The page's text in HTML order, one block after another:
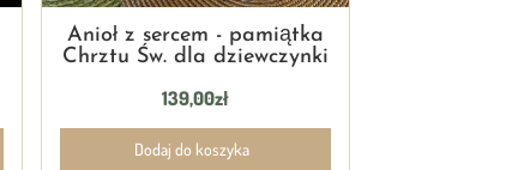
Anioł z sercem - pamiątka
Chrztu Św. dla dziewczynki
139,00zł
Dodaj do koszyka